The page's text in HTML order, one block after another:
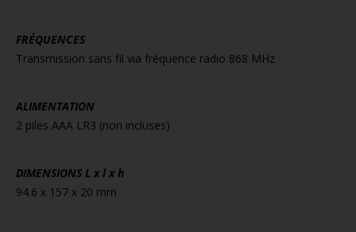
FRÉQUENCES
Transmission sans fil via fréquence radio 868 MHz
ALIMENTATION
2 piles AAA LR3 (non incluses)
DIMENSIONS L x l x h
94.6 x 157 x 20 mm